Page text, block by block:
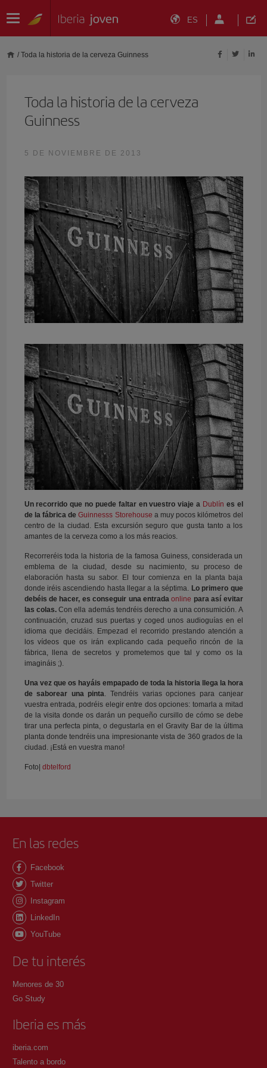
ES
/ Toda la historia de la cerveza Guinness
Toda la historia de la cerveza
Guinness
5 DE NOVIEMBRE DE 2013
Un recorrido que no puede faltar en vuestro viaje a Dublín es el
de la fábrica deGuinnesss Storehouse a muy pocos kilómetros del
centro de la ciudad. Esta excursión seguro que gusta tanto a los
amantes de la cerveza como a los más reacios.
Recorreréis toda la historia de la famosa Guiness, considerada un
emblema de la ciudad, desde su nacimiento, su proceso de
elaboración hasta su sabor. El tour comienza en la planta baja
donde iréis ascendiendo hasta llegar a la séptima. Lo primero que
debéis de hacer, es conseguir una entradaonline para así evitar
las colas.Con ella además tendréis derecho a una consumición. A
continuación, cruzad sus puertas y coged unos audioguías en el
idioma que decidáis. Empezad el recorrido prestando atención a
los vídeos que os irán explicando cada pequeño rincón de la
fábrica, llena de secretos y prometemos que tal y como os la
imagináis ;).
Una vez que os hayáis empapado de toda la historia llega la hora
de saborear una pinta. Tendréis varias opciones para canjear
vuestra entrada, podréis elegir entre dos opciones: tomarla a mitad
de la visita donde os darán un pequeño cursillo de cómo se debe
tirar una perfecta pinta, o degustarla en el Gravity Bar de la última
planta donde tendréis una impresionante vista de 360 grados de la
ciudad. ¡Está en vuestra mano!
Foto| dbtelford
En las redes
Facebook
Twitter
Instagram
LinkedIn
YouTube
De tu interés
Menores de 30
Go Study
Iberia es más
iberia.com
Talento a bordo